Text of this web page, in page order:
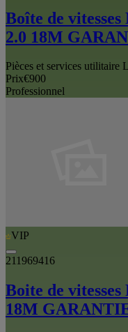
Boîte de
2.0 18M
Pièces et services utilitaire
Prix€900
Professionnel
VIP
211969416
Boite de
18M